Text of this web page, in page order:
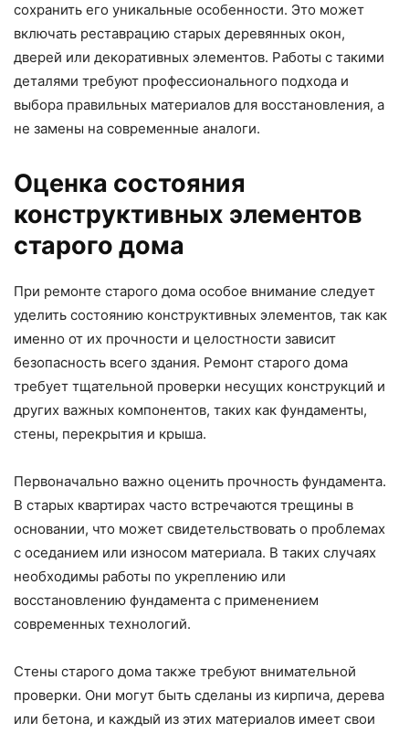
сохранить его уникальные особенности. Это может
включать реставрацию старых деревянных окон,
дверей или декоративных элементов. Работы с такими
деталями требуют профессионального подхода и
выбора правильных материалов для восстановления, а
не замены на современные аналоги.
Оценка состояния
конструктивных элементов
старого дома
При ремонте старого дома особое внимание следует
уделить состоянию конструктивных элементов, так как
именно от их прочности и целостности зависит
безопасность всего здания. Ремонт старого дома
требует тщательной проверки несущих конструкций и
других важных компонентов, таких как фундаменты,
стены, перекрытия и крыша.
Первоначально важно оценить прочность фундамента.
В старых квартирах часто встречаются трещины в
основании, что может свидетельствовать о проблемах
с оседанием или износом материала. В таких случаях
необходимы работы по укреплению или
восстановлению фундамента с применением
современных технологий.
Стены старого дома также требуют внимательной
проверки. Они могут быть сделаны из кирпича, дерева
или бетона, и каждый из этих материалов имеет свои